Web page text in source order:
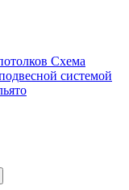
Схема
системой